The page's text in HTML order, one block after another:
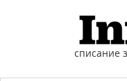
списание